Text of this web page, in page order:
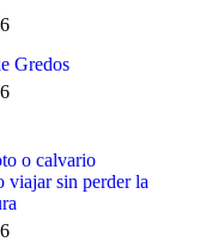
Gredos
o calvario
viajar sin perder la